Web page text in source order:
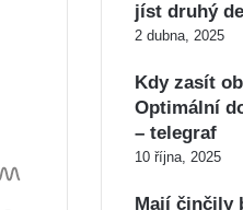
jíst druhý
2 dubna, 2025
Kdy zasít
Optimální
– telegraf
10 října, 2025
Mají činčily